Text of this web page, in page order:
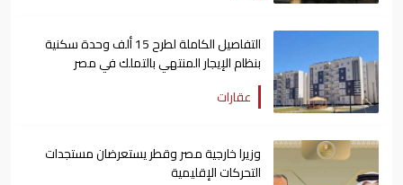
التفاصيل الكاملة لطرح 15 ألف وحدة سكنية
بنظام الإيجار المنتهي بالتملك في مصر
عقارات
وزيرا خارجية مصر وقطر يستعرضان مستجدات
التحركات الإقليمية